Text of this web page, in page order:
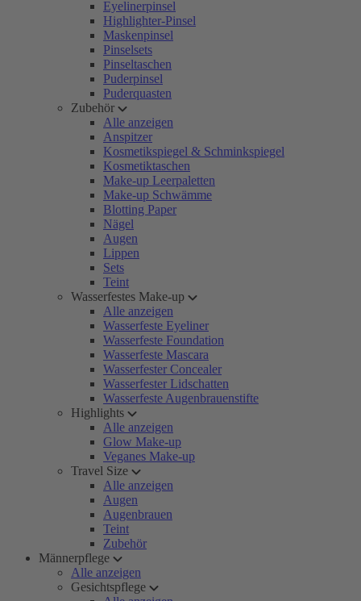
Eyelinerpinsel
Highlighter-Pinsel
Maskenpinsel
Pinselsets
Pinseltaschen
Puderpinsel
Puderquasten
Zubehör
Alle anzeigen
Anspitzer
Kosmetikspiegel & Schminkspiegel
Kosmetiktaschen
Make-up Leerpaletten
Make-up Schwämme
Blotting Paper
Nägel
Augen
Lippen
Sets
Teint
Wasserfestes Make-up
Alle anzeigen
Wasserfeste Eyeliner
Wasserfeste Foundation
Wasserfeste Mascara
Wasserfester Concealer
Wasserfester Lidschatten
Wasserfeste Augenbrauenstifte
Highlights
Alle anzeigen
Glow Make-up
Veganes Make-up
Travel Size
Alle anzeigen
Augen
Augenbrauen
Teint
Zubehör
Männerpflege
Alle anzeigen
Gesichtspflege